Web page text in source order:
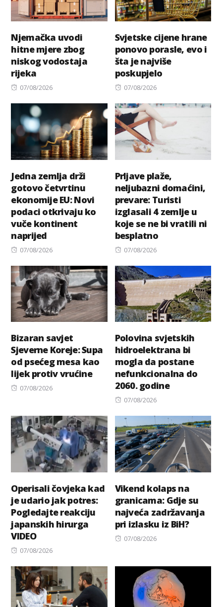
Njemačka uvodi
hitne mjere zbog
niskog vodostaja
rijeka
Posted
07/08/2026
Svjetske cijene hrane
ponovo porasle, evo i
šta je najviše
poskupjelo
Posted
07/08/2026
Jedna zemlja drži
gotovo četvrtinu
ekonomije EU: Novi
podaci otkrivaju ko
vuče kontinent
naprijed
Posted
07/08/2026
Prljave plaže,
neljubazni domaćini,
prevare: Turisti
izglasali 4 zemlje u
koje se ne bi vratili ni
besplatno
Posted
07/08/2026
Bizaran savjet
Sjeverne Koreje: Supa
od psećeg mesa kao
lijek protiv vrućine
Posted
07/08/2026
Polovina svjetskih
hidroelektrana bi
mogla da postane
nefunkcionalna do
2060. godine
Posted
07/08/2026
Operisali čovjeka kad
je udario jak potres:
Pogledajte reakciju
japanskih hirurga
VIDEO
Posted
07/08/2026
Vikend kolaps na
granicama: Gdje su
najveća zadržavanja
pri izlasku iz BiH?
Posted
07/08/2026